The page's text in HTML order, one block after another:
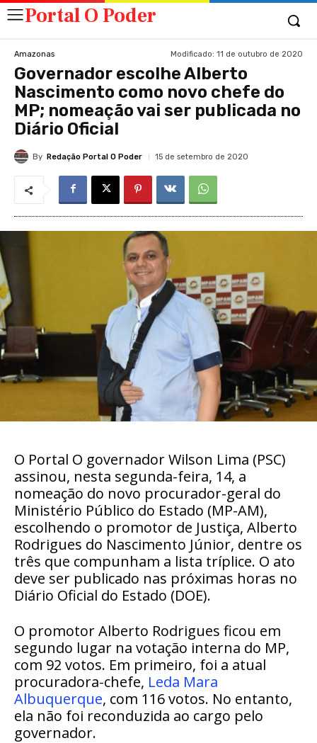
Portal O Poder
Amazonas Modificado: 11 de outubro de 2020
Governador escolhe Alberto
Nascimento como novo chefe do
MP; nomeação vai ser publicada no
Diário Oficial
By Redação Portal O Poder 15 de setembro de 2020
O Portal O governador Wilson Lima (PSC)
assinou, nesta segunda-feira, 14, a
nomeação do novo procurador-geral do
Ministério Público do Estado (MP-AM),
escolhendo o promotor de Justiça, Alberto
Rodrigues do Nascimento Júnior, dentre os
três que compunham a lista tríplice. O ato
deve ser publicado nas próximas horas no
Diário Oficial do Estado (DOE).
O promotor Alberto Rodrigues ficou em
segundo lugar na votação interna do MP,
com 92 votos. Em primeiro, foi a atual
procuradora-chefe, Leda Mara
Albuquerque, com 116 votos. No entanto,
ela não foi reconduzida ao cargo pelo
governador.